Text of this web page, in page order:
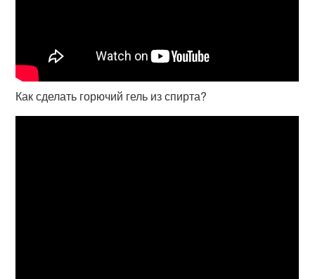
Как сделать горючий гель из спирта?